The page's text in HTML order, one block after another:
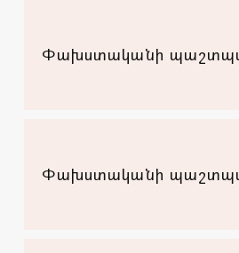
Փախստականի
Փախստականի